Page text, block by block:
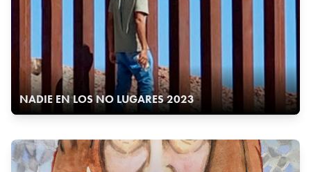
NADIE EN LOS NO LUGARES 2023